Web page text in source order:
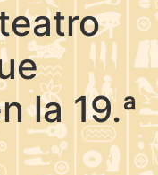
la 19.ª